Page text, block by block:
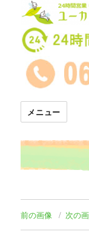
24時間託
メニュー
前の画像 次の